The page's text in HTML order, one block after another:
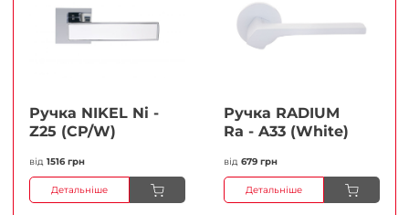
Ручка NIKEL Ni -
Z25 (CP/W)
від 1516 грн
Детальніше
Ручка RADIUM
Ra - A33 (White)
від 679 грн
Детальніше